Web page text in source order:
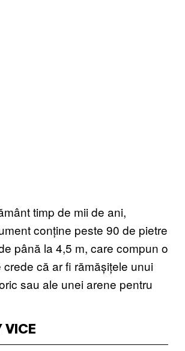
timp de mii de ani,
conține peste 90 de pietre
până la 4,5 m, care compun o
că ar fi rămășițele unui
sau ale unei arene pentru
VICE